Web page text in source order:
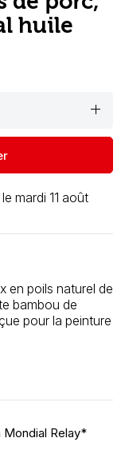
huile
add
mardi 11 août
en poils naturel de
bambou de
pour la peinture
Relay*